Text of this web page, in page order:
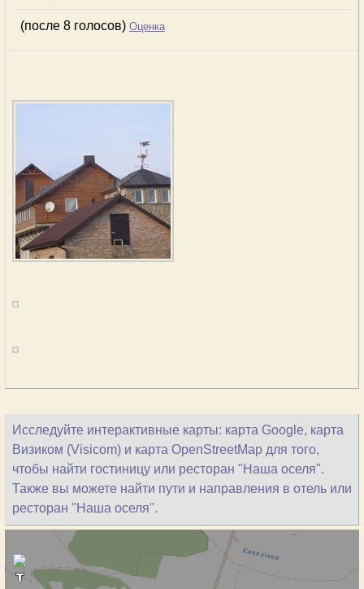
(после 8 голосов) Оценка
Исследуйте интерактивные карты: карта Google, карта
Визиком (Visicom) и карта OpenStreetMap для того,
чтобы найти гостиницу или ресторан "Наша оселя".
Также вы можете найти пути и направления в отель или
ресторан "Наша оселя".